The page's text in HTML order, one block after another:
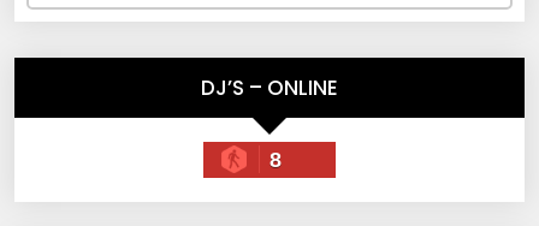
DJ’S – ONLINE
8